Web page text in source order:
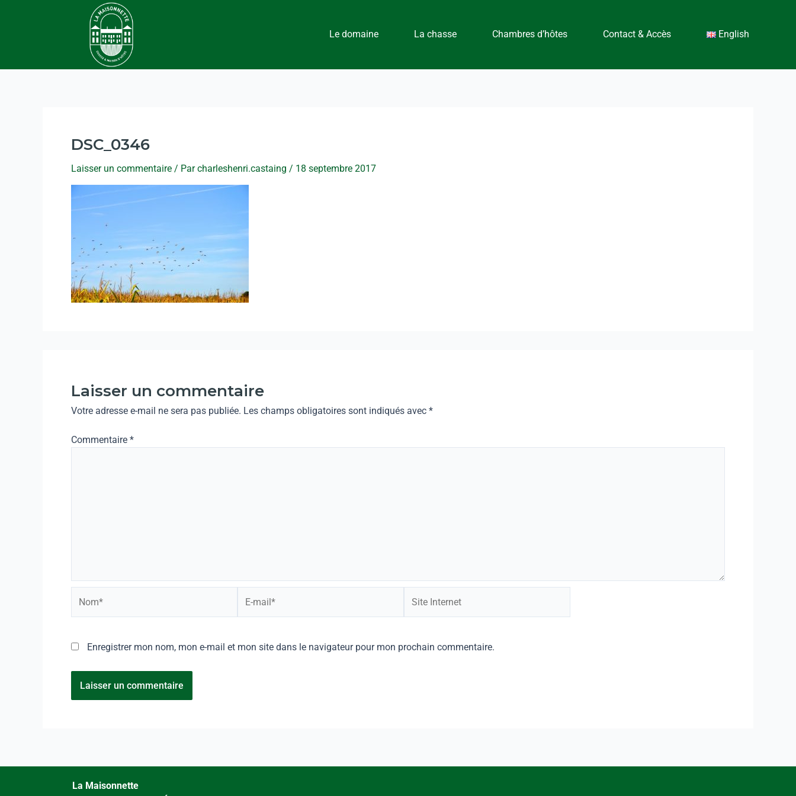
Le domaine La chasse Chambres d’hôtes Contact & Accès English
DSC_0346
Laisser un commentaire / Parcharleshenri.castaing / 18 septembre 2017
Laisser un commentaire
Votre adresse e-mail ne sera pas publiée. Les champs obligatoires sont indiqués avec *
Commentaire *
Enregistrer mon nom, mon e-mail et mon site dans le navigateur pour mon prochain commentaire.
La Maisonnette